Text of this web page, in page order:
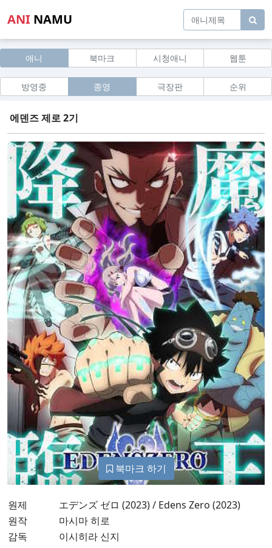
ANI NAMU
애니 북마크 시청애니 웹툰
방영중 종영 극장판 순위
에덴즈 제로 2기
북마크 하기
원제
エデンズ ゼロ (2023) / Edens Zero (2023)
원작
마시마 히로
감독
이시히라 신지